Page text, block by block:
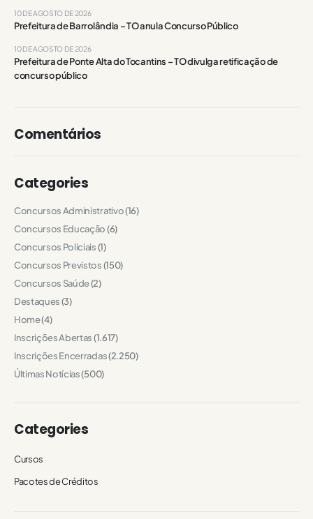
Prefeitura de Barrolândia – TO anula Concurso Público
10 DE AGOSTO DE 2026
Prefeitura de Ponte Alta do Tocantins – TO divulga retificação de
concurso público
10 DE AGOSTO DE 2026
Comentários
Categories
Concursos Administrativo(16)
Concursos Educação(6)
Concursos Policiais(1)
Concursos Previstos(150)
Concursos Saúde(2)
Destaques(3)
Home(4)
Inscrições Abertas(1.617)
Inscrições Encerradas(2.250)
Últimas Notícias(500)
Categories
Cursos
Pacotes de Créditos